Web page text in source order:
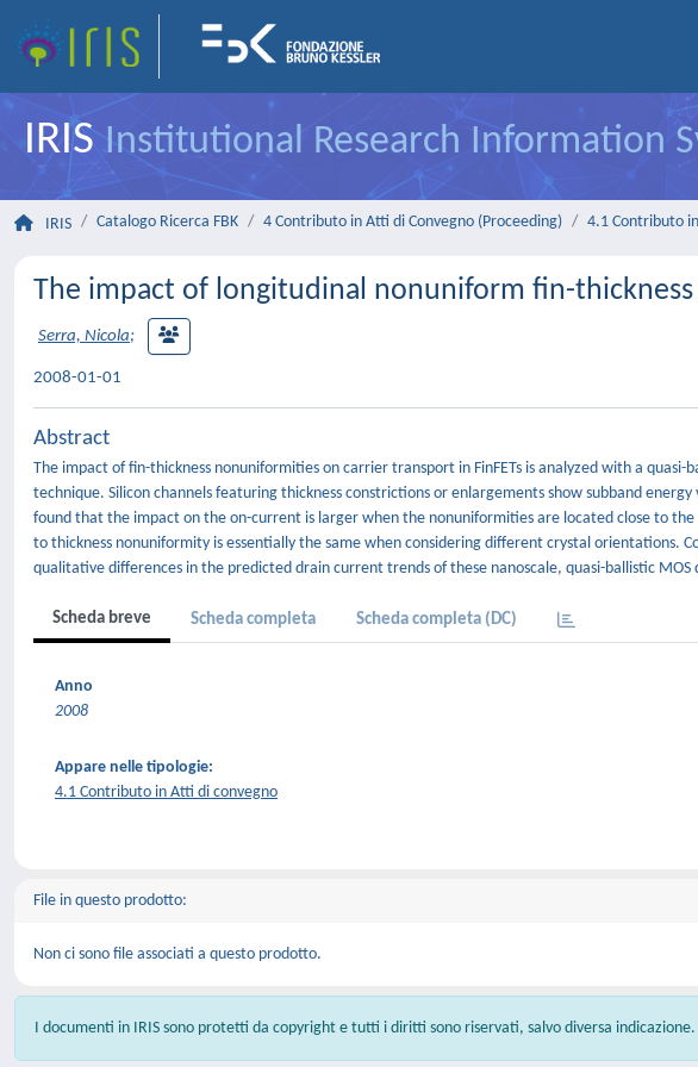
IRISInstitutional Research Information
IRIS Catalogo Ricerca FBK 4 Contributo in Atti di Convegno (Proceeding) 4.1 Contributo
The impact of longitudinal nonuniform fin-thickness
Serra, Nicola;
2008-01-01
Abstract
The impact of fin-thickness nonuniformities on carrier transport in FinFETs is analyzed with a
technique. Silicon channels featuring thickness constrictions or enlargements show subband
found that the impact on the on-current is larger when the nonuniformities are located close to
to thickness nonuniformity is essentially the same when considering different crystal orientations.
qualitative differences in the predicted drain current trends of these nanoscale, quasi-ballistic MOS
Scheda breve Scheda completa Scheda completa (DC)
Anno
2008
Appare nelle tipologie:
4.1 Contributo in Atti di convegno
File in questo prodotto:
Non ci sono file associati a questo prodotto.
I documenti in IRIS sono protetti da copyright e tutti i diritti sono riservati, salvo diversa indicazione.